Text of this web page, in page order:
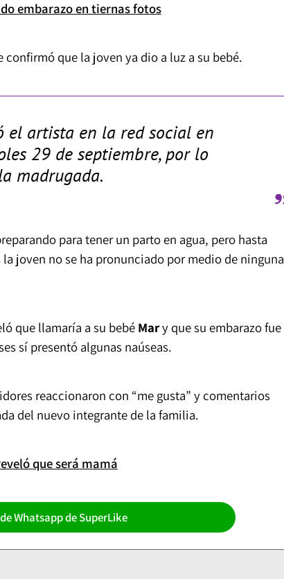
embarazo en tiernas fotos
confirmó que la joven ya dio a luz a su bebé.
el artista en la red social en
29 de septiembre, por lo
madrugada.
para tener un parto en agua, pero hasta
joven no se ha pronunciado por medio de ninguna
que llamaría a su bebé Mary que su embarazo fue
sí presentó algunas naúseas.
reaccionaron con “me gusta” y comentarios
del nuevo integrante de la familia.
que será mamá
Whatsapp de SuperLike